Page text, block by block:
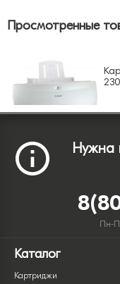
Просмотренные
230
Нужна
Пн-
Каталог
Картриджи